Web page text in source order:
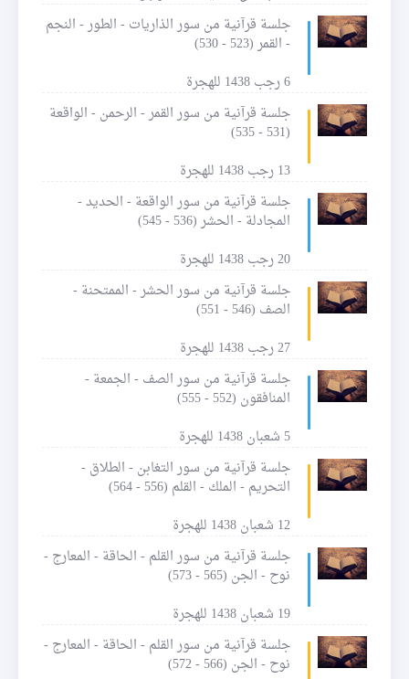
جلسة قرآنية من سور الذاريات - الطور - النجم
- القمر (523 - 530)
6 رجب 1438 للهجرة
جلسة قرآنية من سور القمر - الرحمن - الواقعة
(531 - 535)
13 رجب 1438 للهجرة
جلسة قرآنية من سور الواقعة - الحديد -
المجادلة - الحشر (536 - 545)
20 رجب 1438 للهجرة
جلسة قرآنية من سور الحشر - الممتحنة -
الصف (546 - 551)
27 رجب 1438 للهجرة
جلسة قرآنية من سور الصف - الجمعة -
المنافقون (552 - 555)
5 شعبان 1438 للهجرة
جلسة قرآنية من سور التغابن - الطلاق -
التحريم - الملك - القلم (556 - 564)
12 شعبان 1438 للهجرة
جلسة قرآنية من سور القلم - الحاقة - المعارج -
نوح - الجن (565 - 573)
19 شعبان 1438 للهجرة
جلسة قرآنية من سور القلم - الحاقة - المعارج -
نوح - الجن (566 - 572)